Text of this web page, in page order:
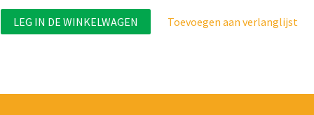
LEG IN DE WINKELWAGEN Toevoegen aan verlanglijst